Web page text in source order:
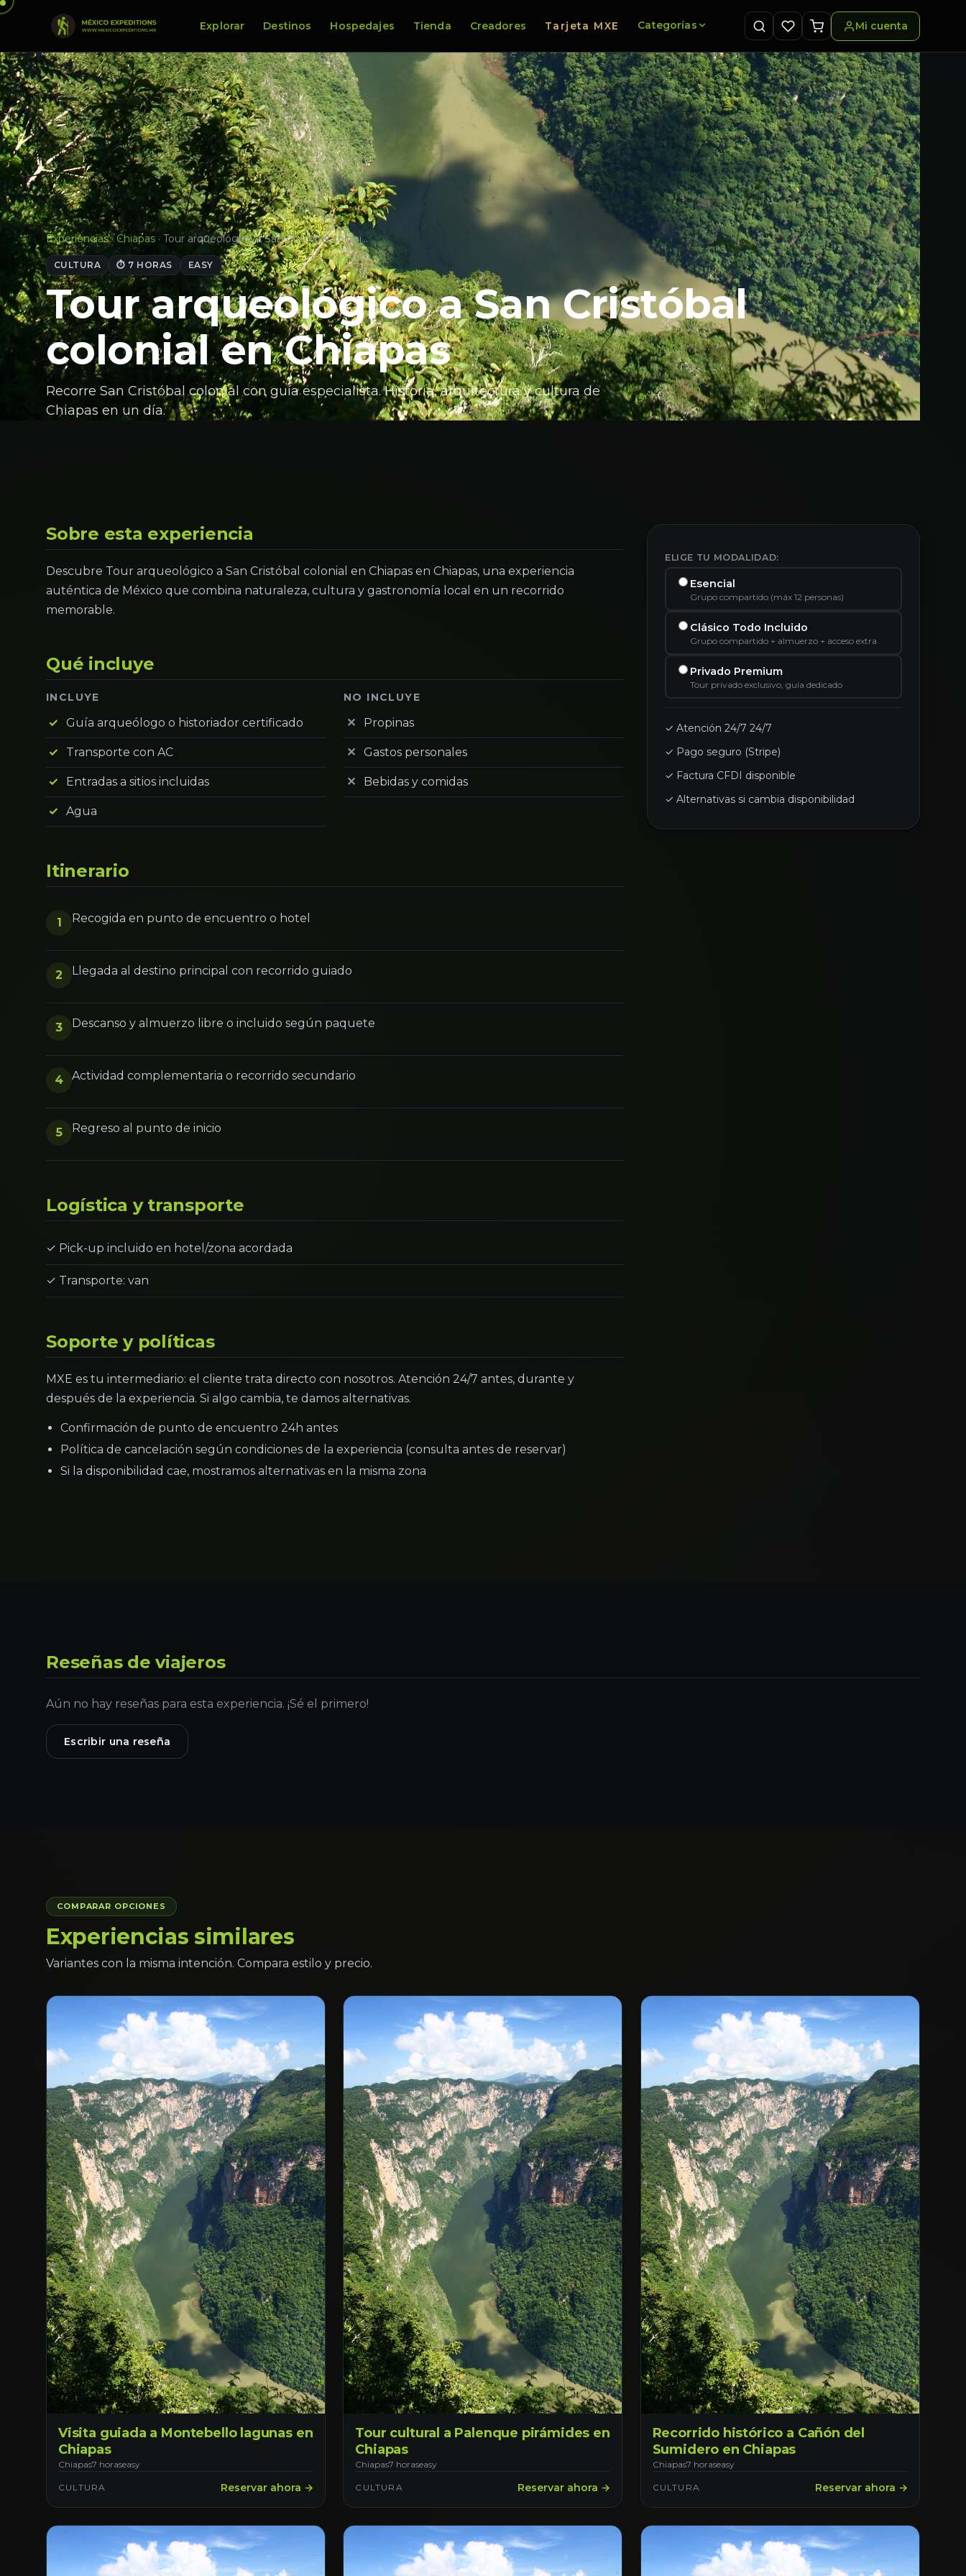
Explorar Destinos Hospedajes Tienda Creadores Tarjeta MXE Categorías Mi cuenta
Experiencias · Chiapas · Tour arqueológico a San Cristóbal coloni…
CULTURA ⏱ 7 HORAS EASY
Tour arqueológico a San Cristóbal
colonial en Chiapas
Recorre San Cristóbal colonial con guía especialista. Historia, arquitectura y cultura de
Chiapas en un día.
Sobre esta experiencia
Descubre Tour arqueológico a San Cristóbal colonial en Chiapas en Chiapas, una experiencia
auténtica de México que combina naturaleza, cultura y gastronomía local en un recorrido
memorable.
Qué incluye
INCLUYE
Guía arqueólogo o historiador certificado
Transporte con AC
Entradas a sitios incluidas
Agua
NO INCLUYE
Propinas
Gastos personales
Bebidas y comidas
Itinerario
1 Recogida en punto de encuentro o hotel
2 Llegada al destino principal con recorrido guiado
3 Descanso y almuerzo libre o incluido según paquete
4 Actividad complementaria o recorrido secundario
5 Regreso al punto de inicio
Logística y transporte
✓ Pick-up incluido en hotel/zona acordada
✓ Transporte: van
Soporte y políticas
MXE es tu intermediario: el cliente trata directo con nosotros. Atención 24/7 antes, durante y
después de la experiencia. Si algo cambia, te damos alternativas.
Confirmación de punto de encuentro 24h antes
Política de cancelación según condiciones de la experiencia (consulta antes de reservar)
Si la disponibilidad cae, mostramos alternativas en la misma zona
ELIGE TU MODALIDAD:
Esencial
Grupo compartido (máx 12 personas)
Clásico Todo Incluido
Grupo compartido + almuerzo + acceso extra
Privado Premium
Tour privado exclusivo, guía dedicado
✓ Atención 24/7 24/7
✓ Pago seguro (Stripe)
✓ Factura CFDI disponible
✓ Alternativas si cambia disponibilidad
Reseñas de viajeros
Aún no hay reseñas para esta experiencia. ¡Sé el primero!
Escribir una reseña
COMPARAR OPCIONES
Experiencias similares
Variantes con la misma intención. Compara estilo y precio.
Visita guiada a Montebello lagunas en
Chiapas
Chiapas7 horaseasy
CULTURA Reservar ahora →
Tour cultural a Palenque pirámides en
Chiapas
Chiapas7 horaseasy
CULTURA Reservar ahora →
Recorrido histórico a Cañón del
Sumidero en Chiapas
Chiapas7 horaseasy
CULTURA Reservar ahora →